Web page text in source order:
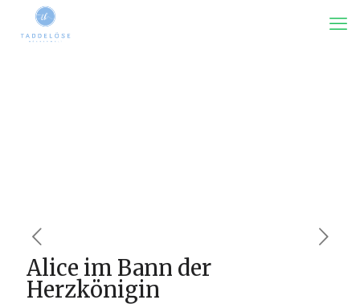
Alice im Bann der
Herzkönigin